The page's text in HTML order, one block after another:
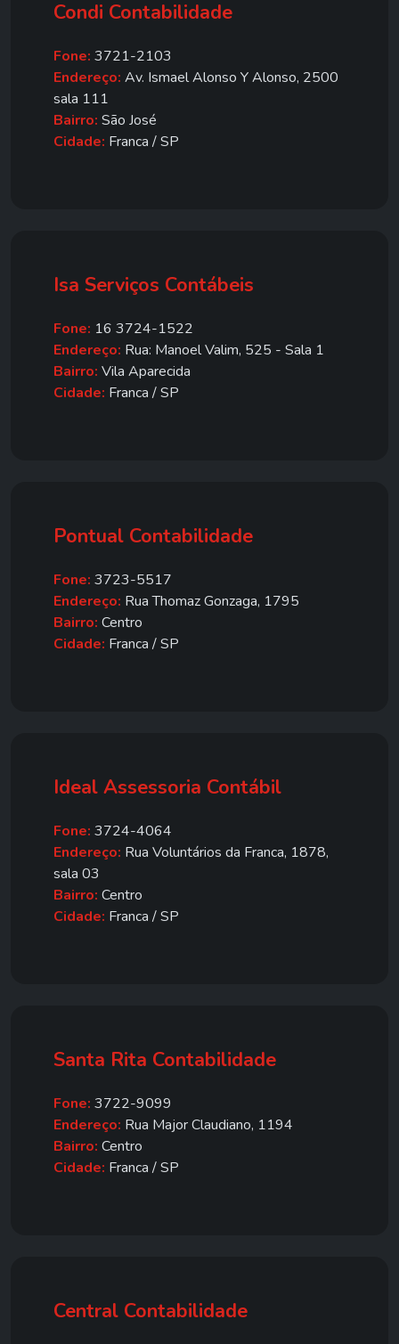
Condi Contabilidade
Fone: 3721-2103
Endereço: Av. Ismael Alonso Y Alonso, 2500
sala 111
Bairro: São José
Cidade: Franca / SP
Isa Serviços Contábeis
Fone: 16 3724-1522
Endereço: Rua: Manoel Valim, 525 - Sala 1
Bairro: Vila Aparecida
Cidade: Franca / SP
Pontual Contabilidade
Fone: 3723-5517
Endereço: Rua Thomaz Gonzaga, 1795
Bairro: Centro
Cidade: Franca / SP
Ideal Assessoria Contábil
Fone: 3724-4064
Endereço: Rua Voluntários da Franca, 1878,
sala 03
Bairro: Centro
Cidade: Franca / SP
Santa Rita Contabilidade
Fone: 3722-9099
Endereço: Rua Major Claudiano, 1194
Bairro: Centro
Cidade: Franca / SP
Central Contabilidade